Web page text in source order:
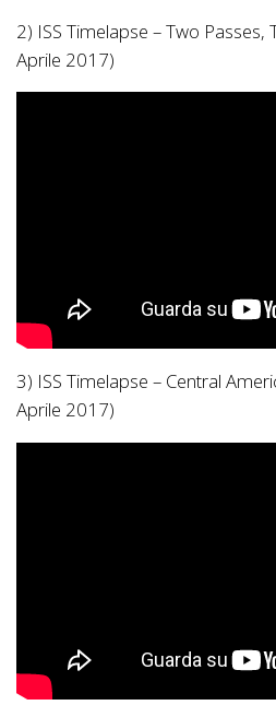
2) ISS Timelapse – Two
Aprile 2017)
3) ISS Timelapse – Central
Aprile 2017)